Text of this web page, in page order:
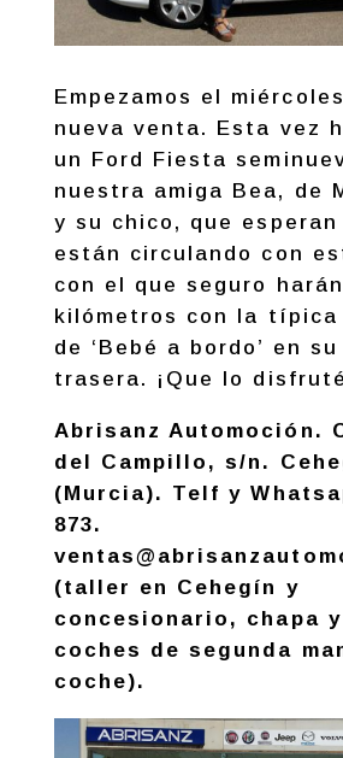
Empezamos el
nueva venta. Esta vez
un Ford Fiesta
nuestra amiga Bea, de
y su chico, que esperan
están circulando con
con el que seguro
kilómetros con la típica
de ‘Bebé a bordo’ en
trasera. ¡Que lo
Abrisanz Automoción.
del Campillo, s/n.
(Murcia). Telf y
873.
(taller en Cehegín y
concesionario, chapa
coches de segunda
coche).